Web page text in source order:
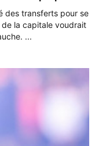
des transferts pour se
la capitale voudrait
...